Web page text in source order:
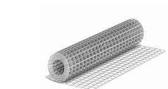
Купить в 1 клик
Сравнение
В избранное
Под заказ